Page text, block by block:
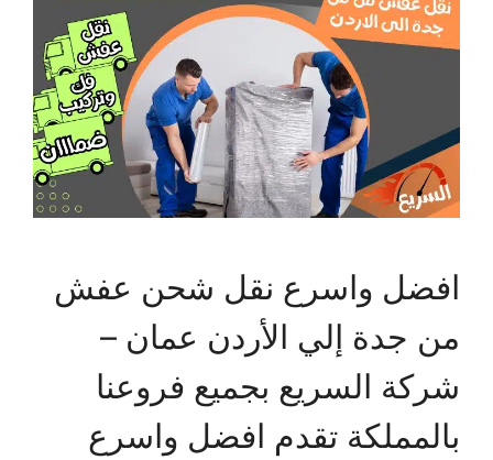
افضل واسرع نقل شحن عفش
من جدة إلي الأردن عمان –
شركة السريع بجميع فروعنا
بالمملكة تقدم افضل واسرع